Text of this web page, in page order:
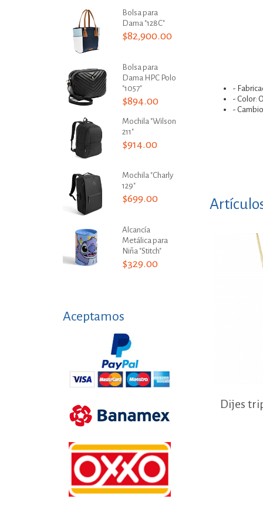
Bolsa para
Dama "128C"
$82,900.00
Bolsa para
Dama HPC Polo
"1057"
$894.00
Mochila "Wilson
211"
$914.00
Mochila "Charly
129"
$699.00
Alcancía
Metálica para
Niña "Stitch"
$329.00
Aceptamos
-
- Color:
-
Dijes